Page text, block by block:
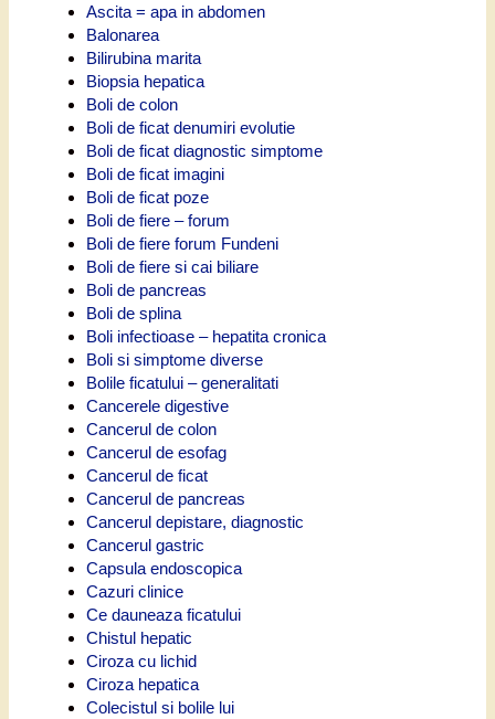
Ascita = apa in abdomen
Balonarea
Bilirubina marita
Biopsia hepatica
Boli de colon
Boli de ficat denumiri evolutie
Boli de ficat diagnostic simptome
Boli de ficat imagini
Boli de ficat poze
Boli de fiere – forum
Boli de fiere forum Fundeni
Boli de fiere si cai biliare
Boli de pancreas
Boli de splina
Boli infectioase – hepatita cronica
Boli si simptome diverse
Bolile ficatului – generalitati
Cancerele digestive
Cancerul de colon
Cancerul de esofag
Cancerul de ficat
Cancerul de pancreas
Cancerul depistare, diagnostic
Cancerul gastric
Capsula endoscopica
Cazuri clinice
Ce dauneaza ficatului
Chistul hepatic
Ciroza cu lichid
Ciroza hepatica
Colecistul si bolile lui